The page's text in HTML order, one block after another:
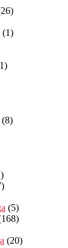
(1)
(8)
(5)
(20)